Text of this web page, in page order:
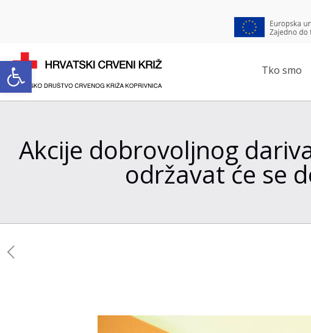
Open toolbar Tko smo
Akcije dobrovoljnog
održavat će se